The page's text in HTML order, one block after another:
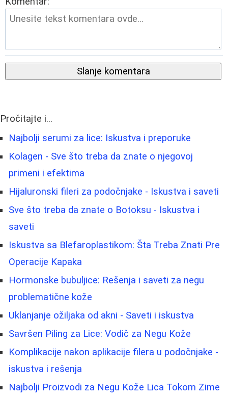
Slanje komentara
Pročitajte i...
Najbolji serumi za lice: Iskustva i preporuke
Kolagen - Sve što treba da znate o njegovoj
primeni i efektima
Hijaluronski fileri za podočnjake - Iskustva i saveti
Sve što treba da znate o Botoksu - Iskustva i
saveti
Iskustva sa Blefaroplastikom: Šta Treba Znati Pre
Operacije Kapaka
Hormonske bubuljice: Rešenja i saveti za negu
problematične kože
Uklanjanje ožiljaka od akni - Saveti i iskustva
Savršen Piling za Lice: Vodič za Negu Kože
Komplikacije nakon aplikacije filera u podočnjake -
iskustva i rešenja
Najbolji Proizvodi za Negu Kože Lica Tokom Zime